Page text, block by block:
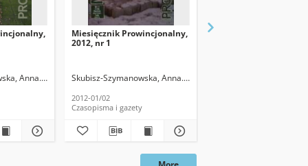
Anna. Red.
Miesięcznik Prowincjonalny,
2012, nr 1
Skubisz-Szymanowska, Anna. Red.
2012-01/02
Czasopisma i gazety